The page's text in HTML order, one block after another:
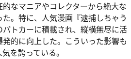
なマニアやコレクターから絶大な
。特に、人気漫画『逮捕しちゃう
トカーに積載され、縦横無尽に活
的に向上した。こういった影響も
を誇っている。